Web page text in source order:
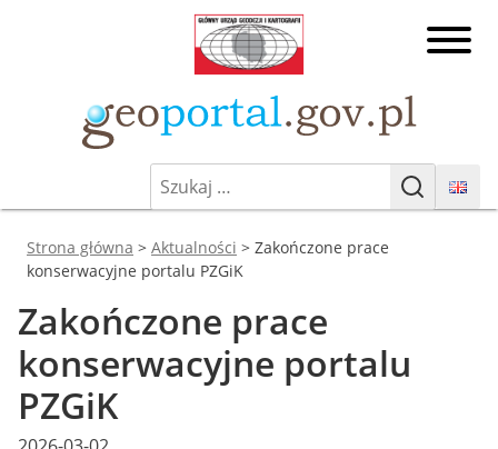
i
Kartografii
Geoportal.gov.pl
Geoportal Infrastruktury
Informacji Przestrzennej
Szukaj:
Szukaj
Jesteś tutaj:
Strona główna > Aktualności > Zakończone prace
konserwacyjne portalu PZGiK
Zakończone prace
konserwacyjne portalu
PZGiK